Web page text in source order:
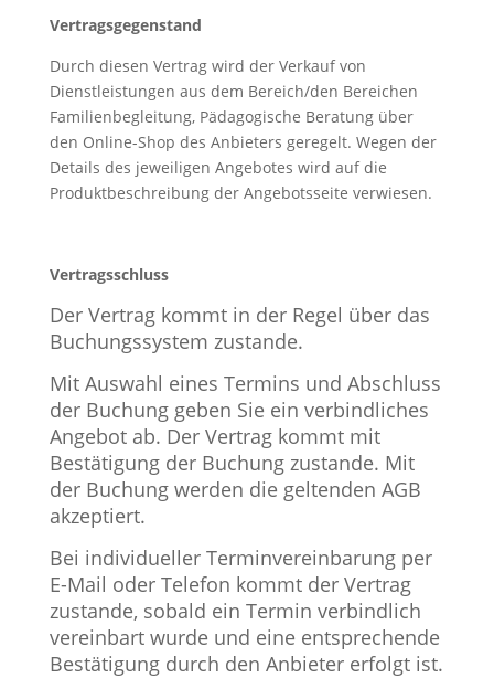
Vertragsgegenstand
Durch diesen Vertrag wird der Verkauf von
Dienstleistungen aus dem Bereich/den Bereichen
Familienbegleitung, Pädagogische Beratung über
den Online-Shop des Anbieters geregelt. Wegen der
Details des jeweiligen Angebotes wird auf die
Produktbeschreibung der Angebotsseite verwiesen.
Vertragsschluss
Der Vertrag kommt in der Regel über das
Buchungssystem zustande.
Mit Auswahl eines Termins und Abschluss
der Buchung geben Sie ein verbindliches
Angebot ab. Der Vertrag kommt mit
Bestätigung der Buchung zustande. Mit
der Buchung werden die geltenden AGB
akzeptiert.
Bei individueller Terminvereinbarung per
E-Mail oder Telefon kommt der Vertrag
zustande, sobald ein Termin verbindlich
vereinbart wurde und eine entsprechende
Bestätigung durch den Anbieter erfolgt ist.